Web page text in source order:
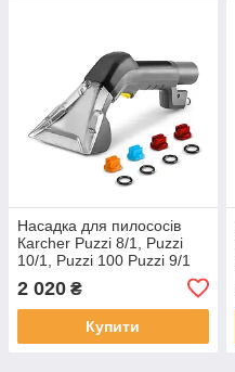
Насадка для пилососів
Кarcher Puzzi 8/1, Puzzi
10/1, Puzzi 100 Puzzi 9/1
2 020 ₴
Купити